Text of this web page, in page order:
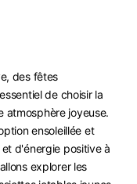
des fêtes
de choisir la
atmosphère joyeuse.
ensoleillée et
d'énergie positive à
explorer les